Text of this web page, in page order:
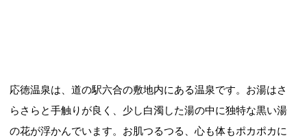
応徳温泉は、道の駅六合の敷地内にある温泉です。お湯はさ
らさらと手触りが良く、少し白濁した湯の中に独特な黒い湯
の花が浮かんでいます。お肌つるつる、心も体もポカポカに